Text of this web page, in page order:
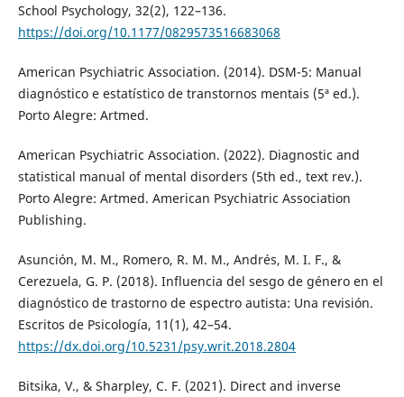
School Psychology, 32(2), 122–136.
https://doi.org/10.1177/0829573516683068
American Psychiatric Association. (2014). DSM-5: Manual
diagnóstico e estatístico de transtornos mentais (5ª ed.).
Porto Alegre: Artmed.
American Psychiatric Association. (2022). Diagnostic and
statistical manual of mental disorders (5th ed., text rev.).
Porto Alegre: Artmed. American Psychiatric Association
Publishing.
Asunción, M. M., Romero, R. M. M., Andrés, M. I. F., &
Cerezuela, G. P. (2018). Influencia del sesgo de género en el
diagnóstico de trastorno de espectro autista: Una revisión.
Escritos de Psicología, 11(1), 42–54.
https://dx.doi.org/10.5231/psy.writ.2018.2804
Bitsika, V., & Sharpley, C. F. (2021). Direct and inverse